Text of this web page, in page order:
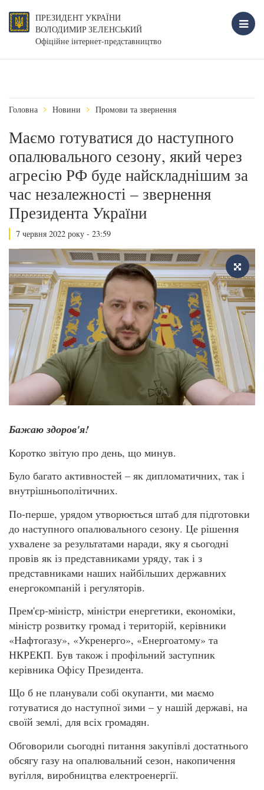
ПРЕЗИДЕНТ УКРАЇНИ
ВОЛОДИМИР ЗЕЛЕНСЬКИЙ
Офіційне інтернет-представництво
Головна Новини Промови та звернення
Маємо готуватися до наступного
опалювального сезону, який через
агресію РФ буде найскладнішим за
час незалежності – звернення
Президента України
7 червня 2022 року - 23:59
Бажаю здоров'я!
Коротко звітую про день, що минув.
Було багато активностей – як дипломатичних, так і
внутрішньополітичних.
По-перше, урядом утворюється штаб для підготовки
до наступного опалювального сезону. Це рішення
ухвалене за результатами наради, яку я сьогодні
провів як із представниками уряду, так і з
представниками наших найбільших державних
енергокомпаній і регуляторів.
Прем'єр-міністр, міністри енергетики, економіки,
міністр розвитку громад і територій, керівники
«Нафтогазу», «Укренерго», «Енергоатому» та
НКРЕКП. Був також і профільний заступник
керівника Офісу Президента.
Що б не планували собі окупанти, ми маємо
готуватися до наступної зими – у нашій державі, на
своїй землі, для всіх громадян.
Обговорили сьогодні питання закупівлі достатнього
обсягу газу на опалювальний сезон, накопичення
вугілля, виробництва електроенергії.